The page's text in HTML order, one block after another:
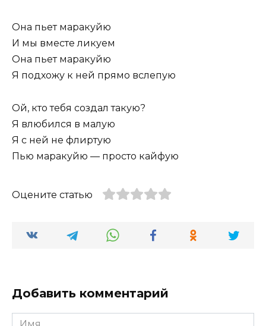
Она пьет маракуйю
И мы вместе ликуем
Она пьет маракуйю
Я подхожу к ней прямо вслепую
Ой, кто тебя создал такую?
Я влюбился в малую
Я с ней не флиртую
Пью маракуйю — просто кайфую
Оцените статью
Добавить комментарий
Имя